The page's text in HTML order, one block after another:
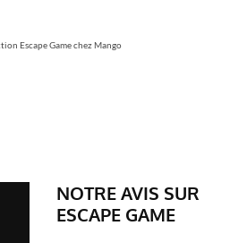
Escape Game chez Mango
NOTRE AVIS SUR
ESCAPE GAME